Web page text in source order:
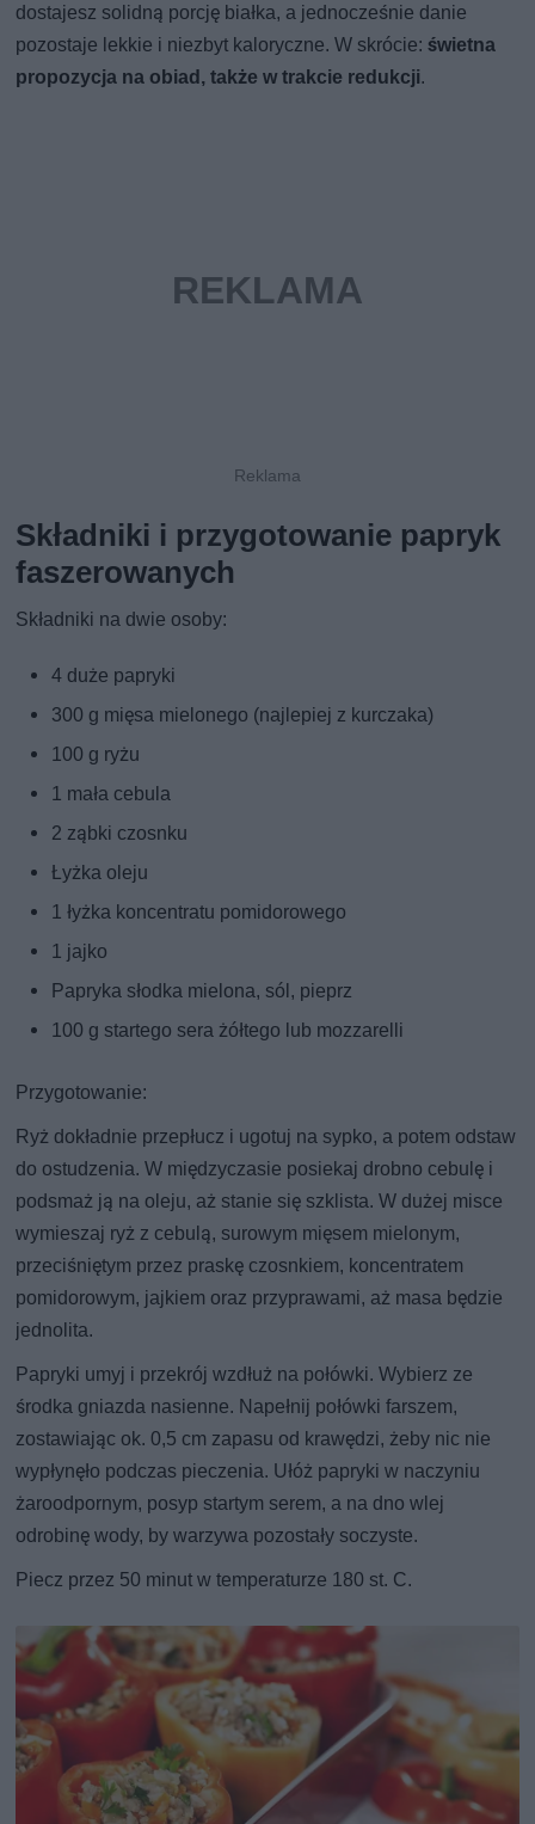
dostajesz solidną porcję białka, a jednocześnie danie
pozostaje lekkie i niezbyt kaloryczne. W skrócie:świetna
propozycja na obiad, także w trakcie redukcji.
Składniki i przygotowanie papryk
faszerowanych
Składniki na dwie osoby:
4 duże papryki
300 g mięsa mielonego (najlepiej z kurczaka)
100 g ryżu
1 mała cebula
2 ząbki czosnku
Łyżka oleju
1 łyżka koncentratu pomidorowego
1 jajko
Papryka słodka mielona, sól, pieprz
100 g startego sera żółtego lub mozzarelli
Przygotowanie:
Ryż dokładnie przepłucz i ugotuj na sypko, a potem odstaw
do ostudzenia. W międzyczasie posiekaj drobno cebulę i
podsmaż ją na oleju, aż stanie się szklista. W dużej misce
wymieszaj ryż z cebulą, surowym mięsem mielonym,
przeciśniętym przez praskę czosnkiem, koncentratem
pomidorowym, jajkiem oraz przyprawami, aż masa będzie
jednolita.
Papryki umyj i przekrój wzdłuż na połówki. Wybierz ze
środka gniazda nasienne. Napełnij połówki farszem,
zostawiając ok. 0,5 cm zapasu od krawędzi, żeby nic nie
wypłynęło podczas pieczenia. Ułóż papryki w naczyniu
żaroodpornym, posyp startym serem, a na dno wlej
odrobinę wody, by warzywa pozostały soczyste.
Piecz przez 50 minut w temperaturze 180 st. C.